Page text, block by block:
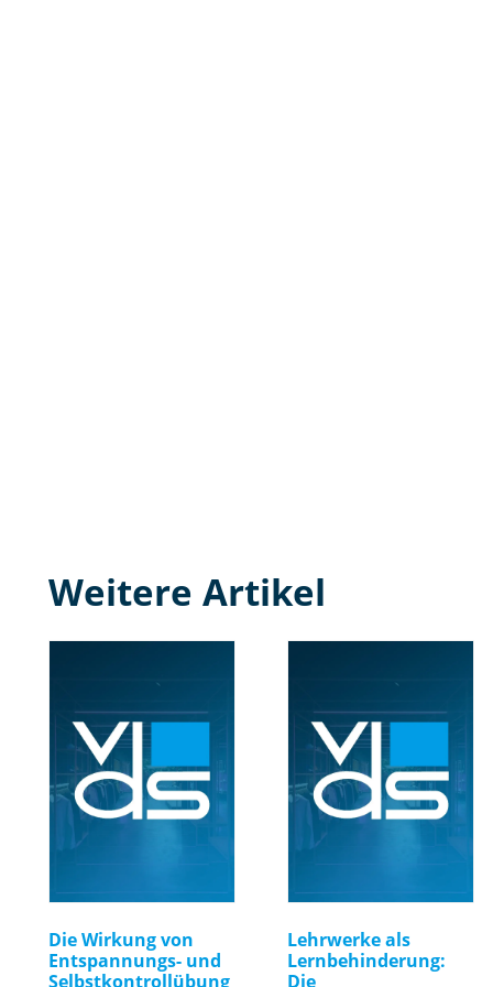
Weitere Artikel
Die Wirkung von
Entspannungs- und
Selbstkontrollübung
Lehrwerke als
Lernbehinderung:
Die